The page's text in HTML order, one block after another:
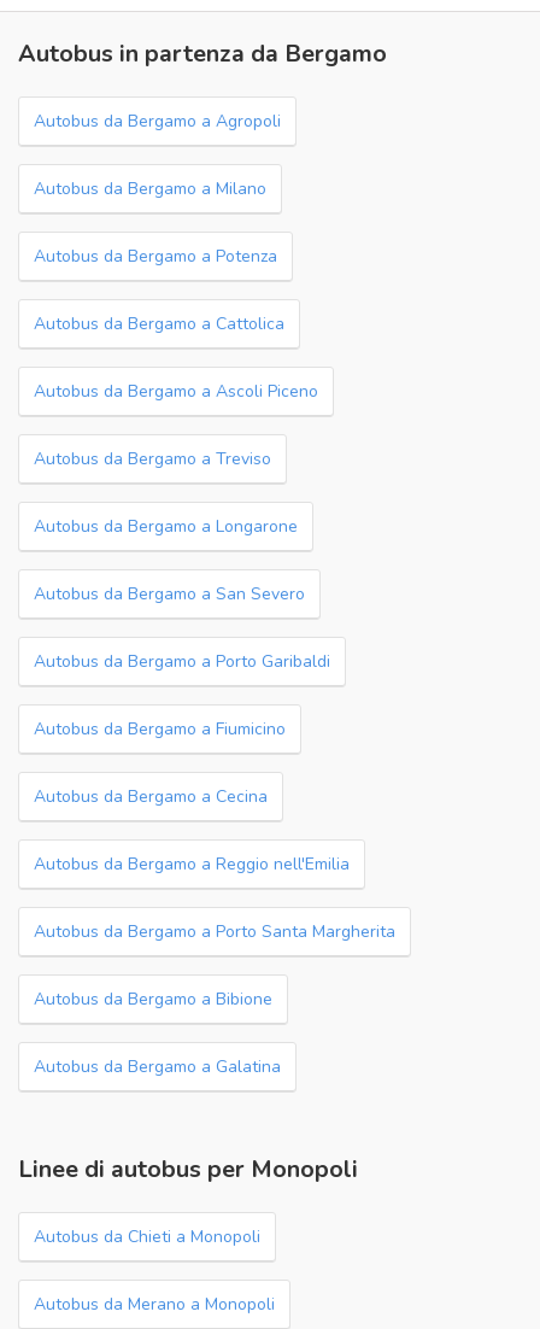
Autobus in partenza da Bergamo
Autobus da Bergamo a Agropoli
Autobus da Bergamo a Milano
Autobus da Bergamo a Potenza
Autobus da Bergamo a Cattolica
Autobus da Bergamo a Ascoli Piceno
Autobus da Bergamo a Treviso
Autobus da Bergamo a Longarone
Autobus da Bergamo a San Severo
Autobus da Bergamo a Porto Garibaldi
Autobus da Bergamo a Fiumicino
Autobus da Bergamo a Cecina
Autobus da Bergamo a Reggio nell'Emilia
Autobus da Bergamo a Porto Santa Margherita
Autobus da Bergamo a Bibione
Autobus da Bergamo a Galatina
Linee di autobus per Monopoli
Autobus da Chieti a Monopoli
Autobus da Merano a Monopoli